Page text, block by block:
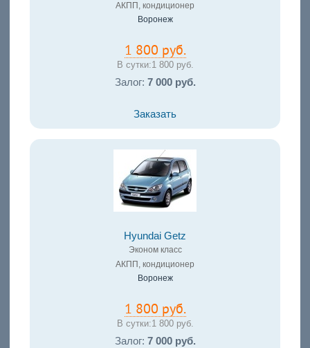
АКПП, кондиционер
Воронеж
1 800 руб.
В сутки:1 800 руб.
Залог: 7 000 руб.
Заказать
Hyundai Getz
Эконом класс
АКПП, кондиционер
Воронеж
1 800 руб.
В сутки:1 800 руб.
Залог: 7 000 руб.